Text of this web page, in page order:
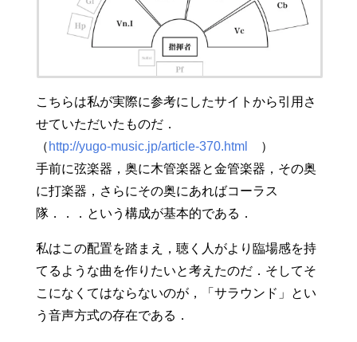
こちらは私が実際に参考にしたサイトから引用さ
せていただいたものだ．
（ http://yugo-music.jp/article-370.html
）
手前に弦楽器，奥に木管楽器と金管楽器，その奥
に打楽器，さらにその奥にあればコーラス
隊．．．という構成が基本的である．
私はこの配置を踏まえ，聴く人がより臨場感を持
てるような曲を作りたいと考えたのだ．そしてそ
こになくてはならないのが，「サラウンド」とい
う音声方式の存在である．